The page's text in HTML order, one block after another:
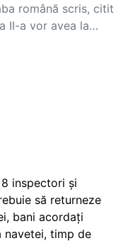
română scris, citit
II-a vor avea la…
inspectori și
să returneze
bani acordați
navetei, timp de